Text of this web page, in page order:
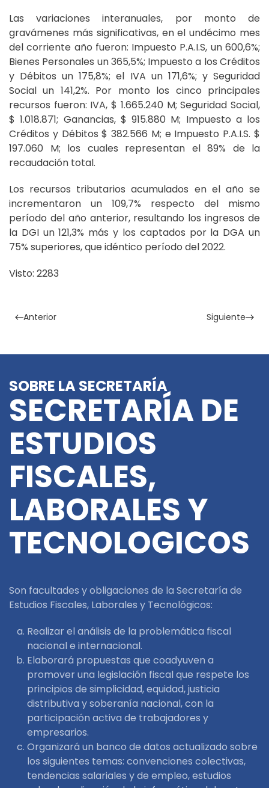
Las variaciones interanuales, por monto de
gravámenes más significativas, en el undécimo mes
del corriente año fueron: Impuesto P.A.I.S, un 600,6%;
Bienes Personales un 365,5%; Impuesto a los Créditos
y Débitos un 175,8%; el IVA un 171,6%; y Seguridad
Social un 141,2%. Por monto los cinco principales
recursos fueron: IVA, $ 1.665.240 M; Seguridad Social,
$ 1.018.871; Ganancias, $ 915.880 M; Impuesto a los
Créditos y Débitos $ 382.566 M; e Impuesto P.A.I.S. $
197.060 M; los cuales representan el 89% de la
recaudación total.
Los recursos tributarios acumulados en el año se
incrementaron un 109,7% respecto del mismo
período del año anterior, resultando los ingresos de
la DGI un 121,3% más y los captados por la DGA un
75% superiores, que idéntico período del 2022.
Visto: 2283
Anterior Siguiente
SOBRE LA SECRETARÍA
SECRETARÍA DE
ESTUDIOS
FISCALES,
LABORALES Y
TECNOLOGICOS
Son facultades y obligaciones de la Secretaría de
Estudios Fiscales, Laborales y Tecnológicos:
Realizar el análisis de la problemática fiscal
nacional e internacional.
Elaborará propuestas que coadyuven a
promover una legislación fiscal que respete los
principios de simplicidad, equidad, justicia
distributiva y soberanía nacional, con la
participación activa de trabajadores y
empresarios.
Organizará un banco de datos actualizado sobre
los siguientes temas: convenciones colectivas,
tendencias salariales y de empleo, estudios